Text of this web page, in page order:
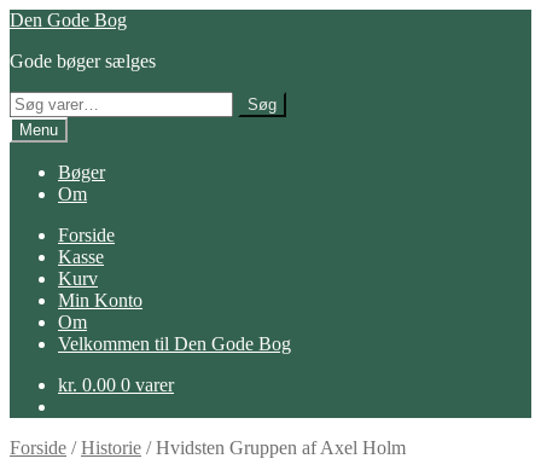
Spring
navigation
Spring
indhold
Den Gode Bog
Gode bøger sælges
Søg
efter:
Søg
Menu
Bøger
Om
Forside
Kasse
Kurv
Min Konto
Om
Velkommen til Den Gode Bog
kr. 0.00 0 varer
Forside /Historie /Hvidsten Gruppen af Axel Holm